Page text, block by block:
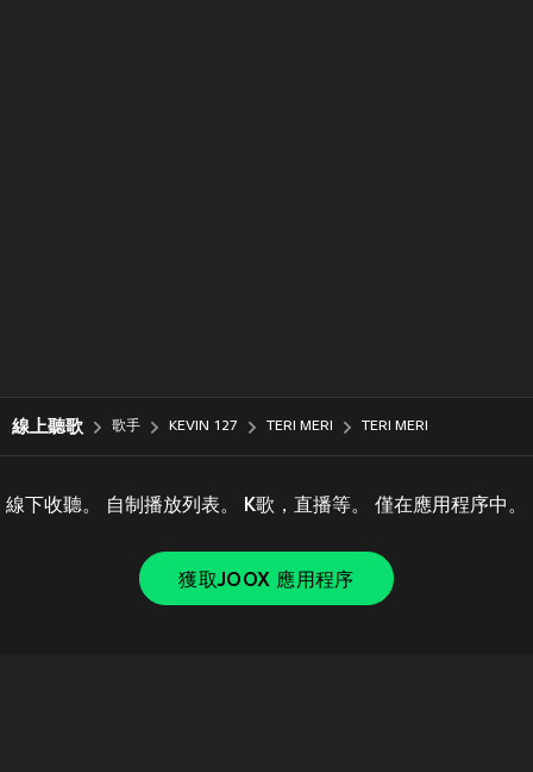
線上聽歌 歌手 KEVIN 127 TERI MERI TERI MERI
線下收聽。 自制播放列表。 K歌，直播等。 僅在應用程序中。
獲取JOOX 應用程序